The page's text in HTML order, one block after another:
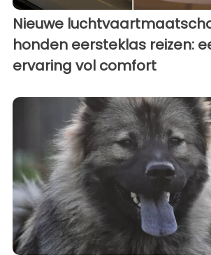
Nieuwe
honden eersteklas reizen:
ervaring vol comfort